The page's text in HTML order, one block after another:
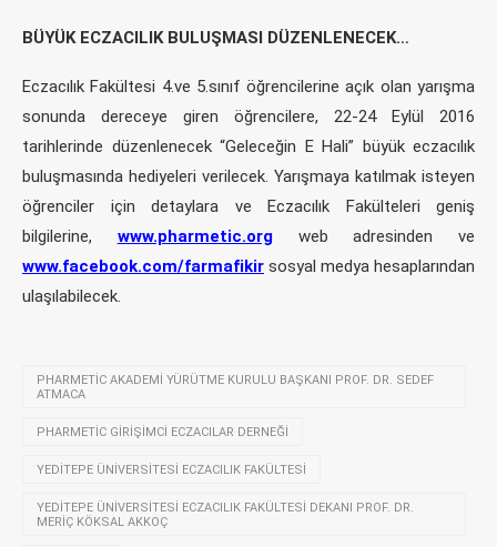
BÜYÜK ECZACILIK BULUŞMASI DÜZENLENECEK…
Eczacılık Fakültesi 4.ve 5.sınıf öğrencilerine açık olan yarışma
sonunda dereceye giren öğrencilere, 22-24 Eylül 2016
tarihlerinde düzenlenecek “Geleceğin E Hali” büyük eczacılık
buluşmasında hediyeleri verilecek. Yarışmaya katılmak isteyen
öğrenciler için detaylara ve Eczacılık Fakülteleri geniş
bilgilerine, www.pharmetic.orgweb adresinden ve
www.facebook.com/farmafikir sosyal medya hesaplarından
ulaşılabilecek.
PHARMETIC AKADEMI YÜRÜTME KURULU BAŞKANI PROF. DR. SEDEF
ATMACA
PHARMETIC GIRIŞIMCI ECZACILAR DERNEĞI
YEDITEPE ÜNIVERSITESI ECZACILIK FAKÜLTESI
YEDITEPE ÜNIVERSITESI ECZACILIK FAKÜLTESI DEKANI PROF. DR.
MERIÇ KÖKSAL AKKOÇ